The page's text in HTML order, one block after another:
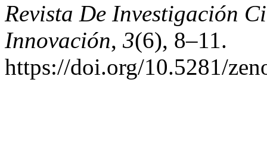
Revista De Investigación
Innovación, 3(6), 8–11.
https://doi.org/10.5281/